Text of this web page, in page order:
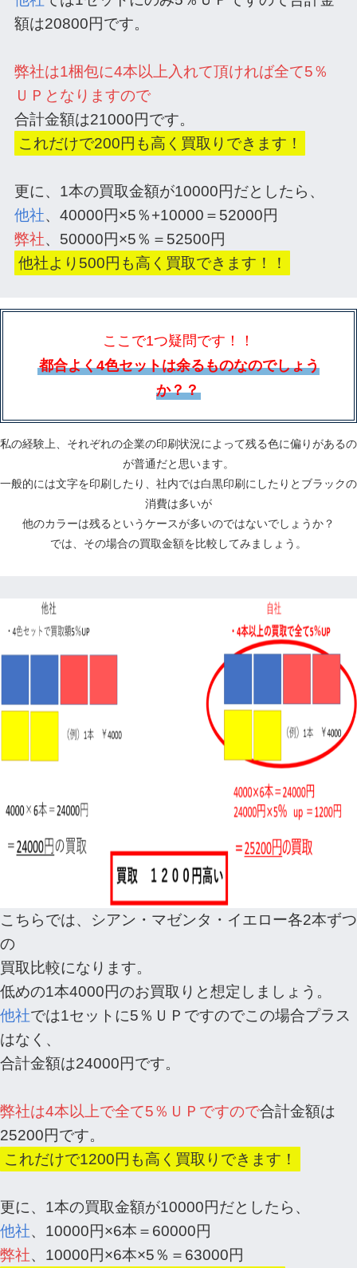
額は20800円です。
弊社は1梱包に4本以上入れて頂ければ全て5％
ＵＰとなりますので
合計金額は21000円です。
これだけで200円も高く買取りできます！
更に、1本の買取金額が10000円だとしたら、
他社、40000円×5％+10000＝52000円
弊社、50000円×5％＝52500円
他社より500円も高く買取できます！！
ここで1つ疑問です！！
都合よく4色セットは余るものなのでしょう
か？？
私の経験上、それぞれの企業の印刷状況によって残る色に偏りがあるの
が普通だと思います。
一般的には文字を印刷したり、社内では白黒印刷にしたりとブラックの
消費は多いが
他のカラーは残るというケースが多いのではないでしょうか？
では、その場合の買取金額を比較してみましょう。
こちらでは、シアン・マゼンタ・イエロー各2本ずつ
の
買取比較になります。
低めの1本4000円のお買取りと想定しましょう。
他社では1セットに5％ＵＰですのでこの場合プラス
はなく、
合計金額は24000円です。
弊社は4本以上で全て5％ＵＰですので合計金額は
25200円です。
これだけで1200円も高く買取りできます！
更に、1本の買取金額が10000円だとしたら、
他社、10000円×6本＝60000円
弊社、10000円×6本×5％＝63000円